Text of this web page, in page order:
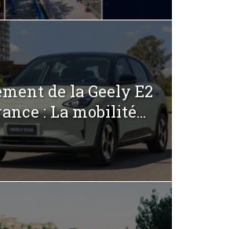
de la Geely E2
: La mobilité...